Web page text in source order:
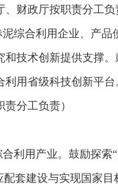
财政厅按职责分工负
综合利用企业、产品
技术创新提供支撑
用省级科技创新平
分工负责）
利用产业。鼓励探
套建设与实现国家